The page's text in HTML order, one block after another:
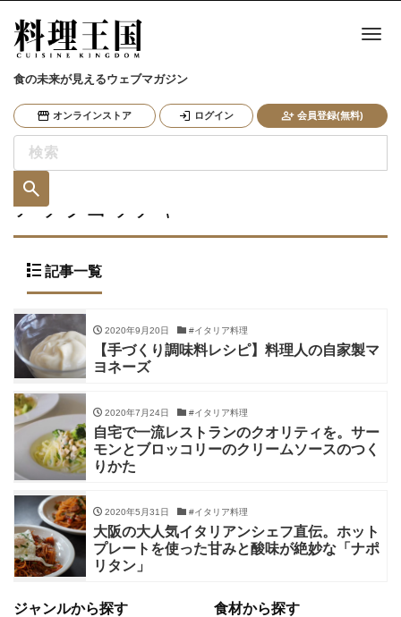
食の未来が見えるウェブマガジン
オンラインストア ログイン 会員登録(無料)
ナ
アッラゴッチャ
記事一覧
2020年9月20日 #イタリア料理
【手づくり調味料レシピ】料理人の自家製マ
ヨネーズ
2020年7月24日 #イタリア料理
自宅で一流レストランのクオリティを。サー
モンとブロッコリーのクリームソースのつく
りかた
2020年5月31日 #イタリア料理
大阪の大人気イタリアンシェフ直伝。ホット
プレートを使った甘みと酸味が絶妙な「ナポ
リタン」
ジャンルから探す 食材から探す